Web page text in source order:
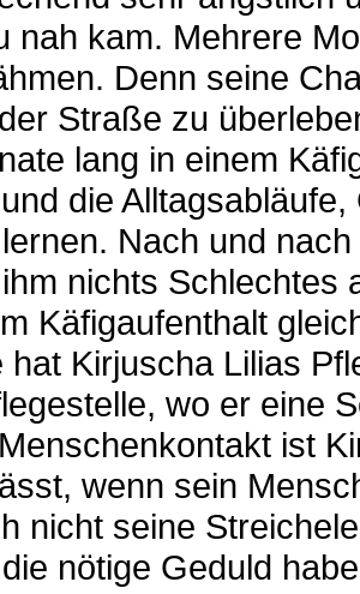
nah kam. Mehrere
Denn seine
Straße zu
lang in einem
die
Nach und
nichts Schlechtes
Käfigaufenthalt
hat Kirjuscha Lilias
wo er eine
ist
wenn sein
nicht seine
nötige Geduld